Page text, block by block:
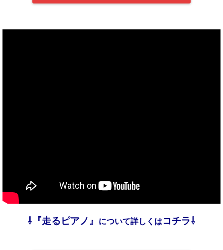
⇩『走るピアノ』 について詳しくはコチラ⇩